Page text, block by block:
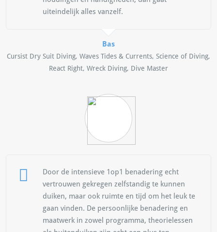
uiteindelijk alles vanzelf.
Bas
Cursist Dry Suit Diving, Waves Tides & Currents, Science of Diving,
React Right, Wreck Diving, Dive Master
Door de intensieve 1op1 benadering echt
vertrouwen gekregen zelfstandig te kunnen
duiken, maar ook ruimte en tijd om het leuk te
gaan vinden. De persoonlijke benadering en
maatwerk in zowel programma, theorielessen